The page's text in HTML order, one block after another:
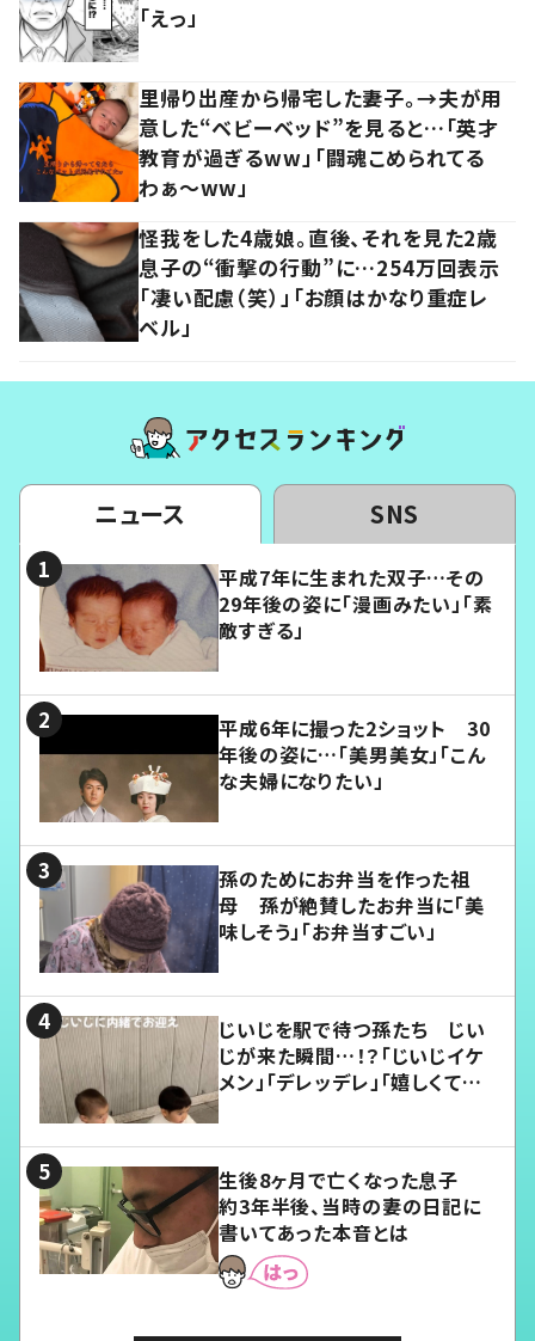
「えっ」
里帰り出産から帰宅した妻子。→夫が用
意した“ベビーベッド”を見ると…「英才
教育が過ぎるww」「闘魂こめられてる
わぁ～ww」
怪我をした4歳娘。直後、それを見た2歳
息子の“衝撃の行動”に…254万回表示
「凄い配慮（笑）」「お顔はかなり重症レ
ベル」
ニュース SNS
平成7年に生まれた双子…その
29年後の姿に「漫画みたい」「素
敵すぎる」
平成6年に撮った2ショット 30
年後の姿に…「美男美女」「こん
な夫婦になりたい」
孫のためにお弁当を作った祖
母 孫が絶賛したお弁当に「美
味しそう」「お弁当すごい」
じいじを駅で待つ孫たち じい
じが来た瞬間…！？「じいじイケ
メン」「デレッデレ」「嬉しくて可
生後8ヶ月で亡くなった息子
約3年半後、当時の妻の日記に
書いてあった本音とは